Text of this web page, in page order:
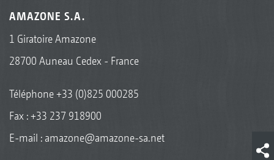
AMAZONE S.A.
1 Giratoire Amazone
28700 Auneau Cedex - France
Téléphone+33 (0)825 000285
Fax : +33 237 918900
E-mail : amazone@amazone-sa.net